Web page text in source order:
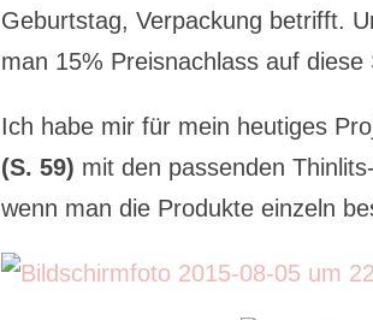
Geburtstag, Verpackung betrifft.
man 15% Preisnachlass auf
Ich habe mir für mein heutiges
(S. 59) mit den passenden
wenn man die Produkte einzeln